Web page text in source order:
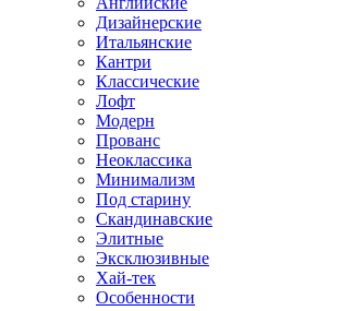
Дизайнерские
Итальянские
Кантри
Классические
Лофт
Модерн
Прованс
Неоклассика
Минимализм
Под старину
Скандинавские
Элитные
Эксклюзивные
Хай-тек
Особенности